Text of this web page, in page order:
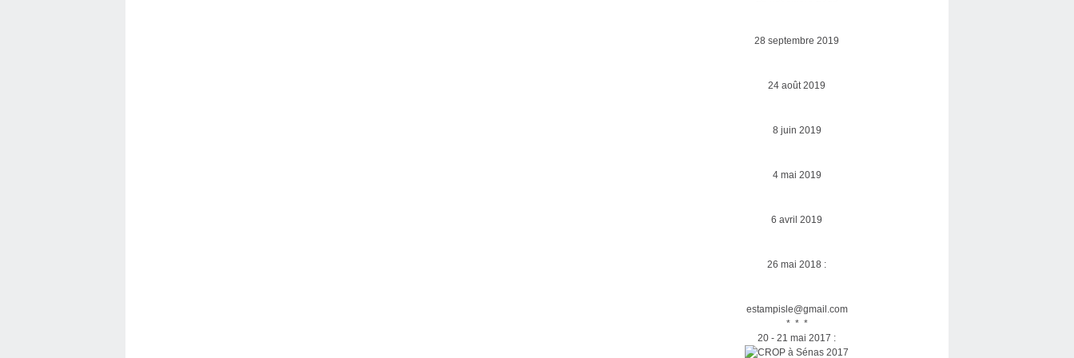
28 septembre 2019
24 août 2019
8 juin 2019
4 mai 2019
6 avril 2019
26 mai 2018 :
estampisle@gmail.com
* * *
20 - 21 mai 2017 :